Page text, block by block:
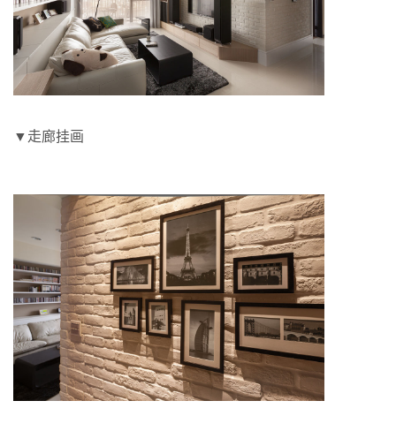
▼走廊挂画